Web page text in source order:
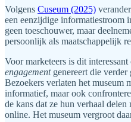
Volgens Cuseum (2025)
een eenzijdige informatiestroom
geen toeschouwer, maar
persoonlijk als maatschappelijk
Voor marketeers is dit
engagementgenereert die verder
Bezoekers verlaten het museum
informatief, maar ook
de kans dat ze hun verhaal
online. Het museum vergroot